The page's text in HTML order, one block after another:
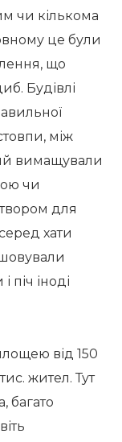
чи кількома
це були
що
Будівлі
між
вимащували
чи
для
хати
піч іноді
від 150
жител. Тут
багато